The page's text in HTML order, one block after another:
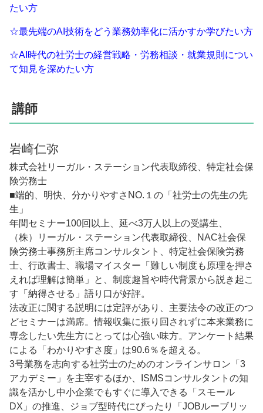
たい方
☆最先端のAI技術をどう業務効率化に活かすか学びたい方
☆AI時代の社労士の経営戦略・労務相談・就業規則につい
て知見を深めたい方
講師
岩崎仁弥
株式会社リーガル・ステーション代表取締役、特定社会保
険労務⼠
■端的、明快、分かりやすさNO.１の「社労士の先生の先
生」
年間セミナー100回以上、延べ3万人以上の受講生、
（株）リーガル・ステーション代表取締役、NAC社会保
険労務士事務所主席コンサルタント、特定社会保険労務
士、行政書士、職場マイスター「難しい制度も原理を押さ
えれば理解は簡単」と、制度趣旨や時代背景から説き起こ
す「納得させる」語り口が好評。
法改正に関する説明には定評があり、主要法令の改正のつ
どセミナーは満席。情報収集に振り回されずに本来業務に
専念したい先生方にとっては心強い味方。アンケート結果
による「わかりやすさ度」は90.6％を超える。
3号業務を志向する社労士のためのオンラインサロン「3
アカデミー」を主宰するほか、ISMSコンサルタントの知
識を活かし中小企業でもすぐに導入できる「スモール
DX」の推進、ジョブ型時代にぴったり「JOBルーブリッ